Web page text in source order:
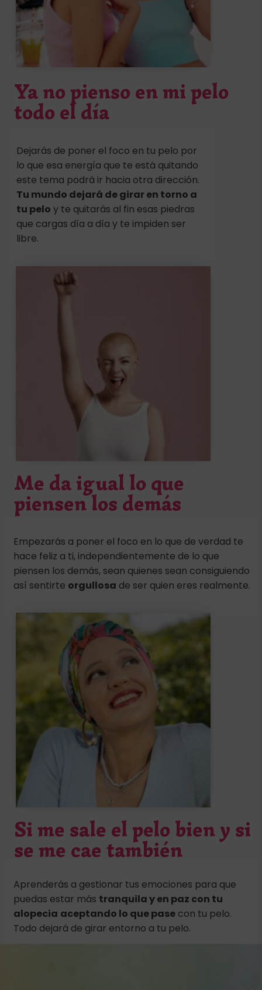
Ya no pienso en mi pelo
todo el día
Dejarás de poner el foco en tu pelo por
lo que esa energía que te está quitando
este tema podrá ir hacia otra dirección.
Tu mundo dejará de girar en torno a
tu pelo y te quitarás al fin esas piedras
que cargas día a día y te impiden ser
libre.
Me da igual lo que
piensen los demás
Empezarás a poner el foco en lo que de verdad te
hace feliz a ti, independientemente de lo que
piensen los demás, sean quienes sean consiguiendo
así sentirte orgullosa de ser quien eres realmente.
Si me sale el pelo bien y si
se me cae también
Aprenderás a gestionar tus emociones para que
puedas estar más tranquila y en paz con tu
alopecia aceptando lo que pase con tu pelo.
Todo dejará de girar entorno a tu pelo.